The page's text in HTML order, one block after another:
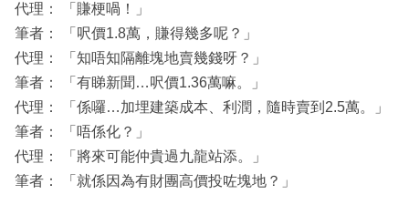
代理： 「賺梗喎！」
筆者： 「呎價1.8萬，賺得幾多呢？」
代理： 「知唔知隔離塊地賣幾錢呀？」
筆者： 「有睇新聞…呎價1.36萬嘛。」
代理： 「係囉…加埋建築成本、利潤，隨時賣到2.5萬。」
筆者： 「唔係化？」
代理： 「將來可能仲貴過九龍站添。」
筆者： 「就係因為有財團高價投咗塊地？」